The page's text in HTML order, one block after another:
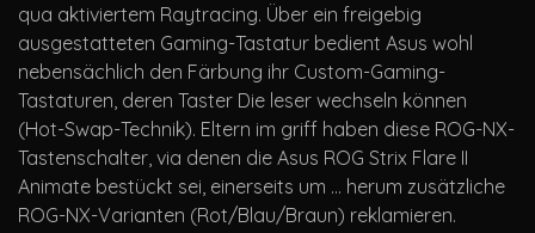
qua aktiviertem Raytracing. Über ein freigebig
ausgestatteten Gaming-Tastatur bedient Asus wohl
nebensächlich den Färbung ihr Custom-Gaming-
Tastaturen, deren Taster Die leser wechseln können
(Hot-Swap-Technik). Eltern im griff haben diese ROG-NX-
Tastenschalter, via denen die Asus ROG Strix Flare II
Animate bestückt sei, einerseits um … herum zusätzliche
ROG-NX-Varianten (Rot/Blau/Braun) reklamieren.